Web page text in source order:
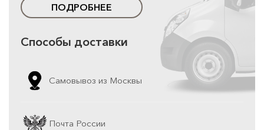
ПОДРОБНЕЕ
Способы доставки
Самовывоз из Москвы
Почта России